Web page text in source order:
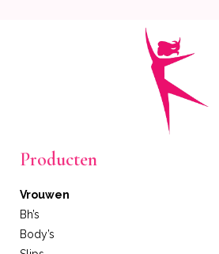
Producten
Vrouwen
Bh’s
Body’s